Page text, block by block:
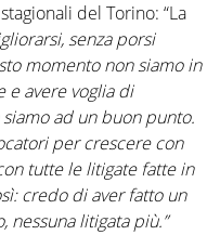
del Torino: “La
senza porsi
momento non siamo in
e avere voglia di
ad un buon punto.
per crescere con
tutte le litigate fatte in
credo di aver fatto un
nessuna litigata più.”